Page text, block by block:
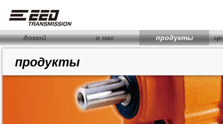
домой о нас продукты
продукты